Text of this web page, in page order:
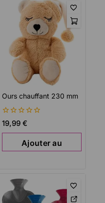
Ours chauffant 230 mm
0
de
5
19,99 €
Ajouter au